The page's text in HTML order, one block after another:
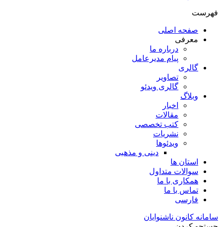
فهرست
صفحه اصلی
معرفی
درباره ما
پیام مدیرعامل
گالری
تصاویر
گالری ویدئو
وبلاگ
اخبار
مقالات
کتب تخصصی
نشریات
ویدئوها
دینی و مذهبی
استان ها
سوالات متداول
همکاری با ما
تماس با ما
فارسی
سامانه کانون ناشنوایان